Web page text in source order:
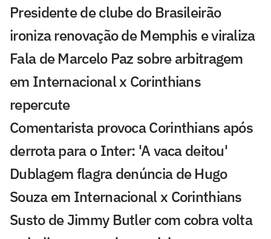
Presidente de clube do Brasileirão
ironiza renovação de Memphis e viraliza
Fala de Marcelo Paz sobre arbitragem
em Internacional x Corinthians
repercute
Comentarista provoca Corinthians após
derrota para o Inter: 'A vaca deitou'
Dublagem flagra denúncia de Hugo
Souza em Internacional x Corinthians
Susto de Jimmy Butler com cobra volta